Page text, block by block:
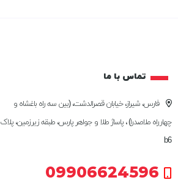
تماس با ما
فارس، شیراز، خیابان قصرالدشت، (بین سه راه باغشاه و
چهارراه ملاصدرا) ، پاساژ طلا و جواهر پارس، طبقه زیرزمین، پلاک
b6